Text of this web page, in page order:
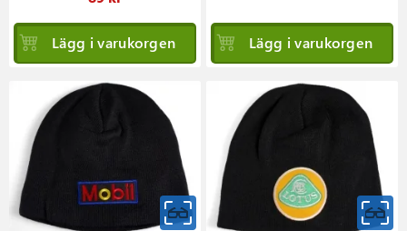
Lägg i varukorgen Lägg i varukorgen